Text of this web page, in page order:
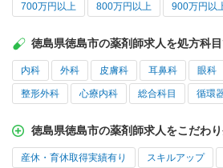
700万円以上 800万円以上 900万円以
徳島県徳島市の薬剤師求人を処方科
内科 外科 皮膚科 耳鼻科 眼科
整形外科 心療内科 総合科目 循環
徳島県徳島市の薬剤師求人をこだわ
産休・育休取得実績有り スキルアップ